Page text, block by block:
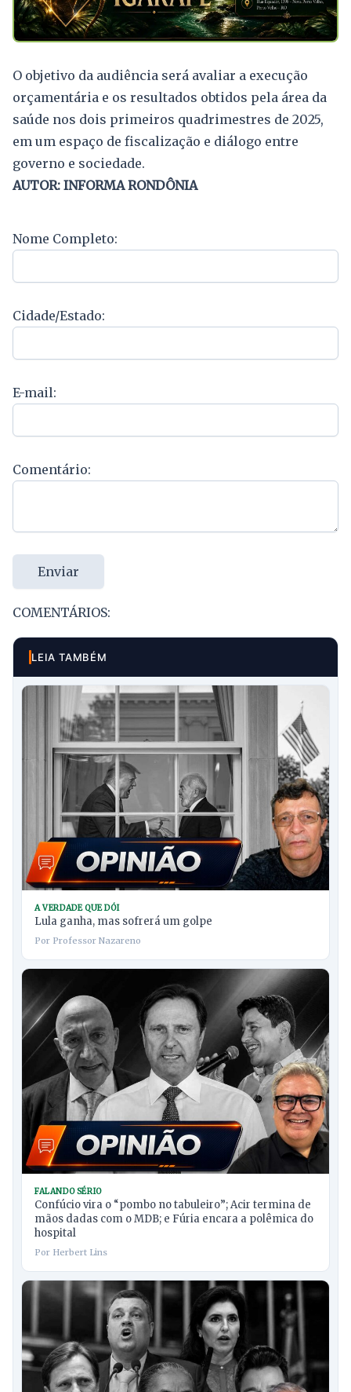
O objetivo da audiência será avaliar a execução
orçamentária e os resultados obtidos pela área da
saúde nos dois primeiros quadrimestres de 2025,
em um espaço de fiscalização e diálogo entre
governo e sociedade.
AUTOR: INFORMA RONDÔNIA
Nome Completo:
Cidade/Estado:
E-mail:
Comentário:
Enviar
COMENTÁRIOS:
LEIA TAMBÉM
A VERDADE QUE DÓI
Lula ganha, mas sofrerá um golpe
Por Professor Nazareno
FALANDO SÉRIO
Confúcio vira o “pombo no tabuleiro”; Acir termina de
mãos dadas com o MDB; e Fúria encara a polêmica do
hospital
Por Herbert Lins